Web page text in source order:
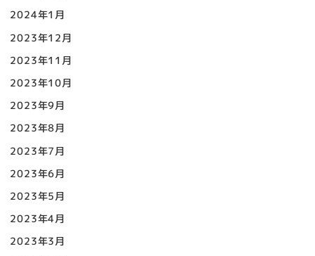
2024年1月
2023年12月
2023年11月
2023年10月
2023年9月
2023年8月
2023年7月
2023年6月
2023年5月
2023年4月
2023年3月